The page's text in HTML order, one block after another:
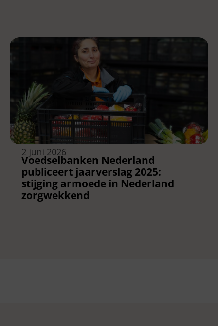
2 juni 2026
Voedselbanken Nederland
publiceert jaarverslag 2025:
stijging armoede in Nederland
zorgwekkend